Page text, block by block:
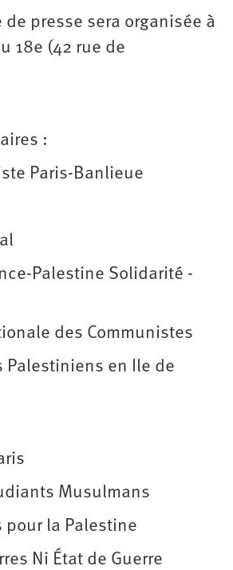
de presse sera organisée à
18e (42 rue de
:
Paris-Banlieue
Palestine Solidarité -
des Communistes
Palestiniens en Ile de
Musulmans
pour la Palestine
Ni État de Guerre